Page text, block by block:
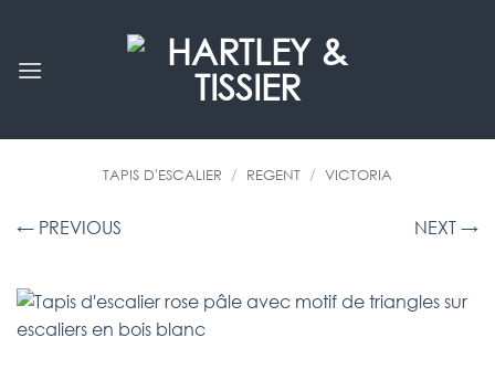
contenu
TAPIS D'ESCALIER / REGENT / VICTORIA
← PREVIOUS NEXT →